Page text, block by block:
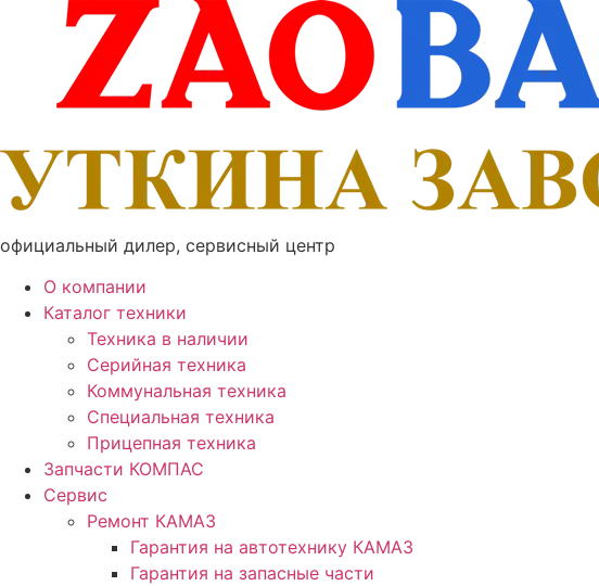
Перейти
содержимому
официальный дилер, сервисный центр
О компании
Каталог техники
Техника в наличии
Серийная техника
Коммунальная техника
Специальная техника
Прицепная техника
Запчасти КОМПАС
Сервис
Ремонт КАМАЗ
Гарантия на автотехнику КАМАЗ
Гарантия на запасные части